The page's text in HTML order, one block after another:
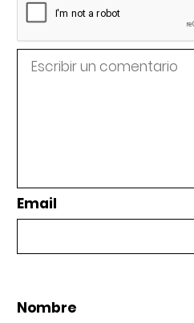
Email
Nombre